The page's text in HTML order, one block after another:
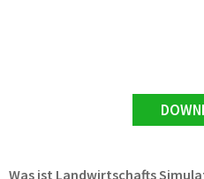
Was ist Landwirtschafts